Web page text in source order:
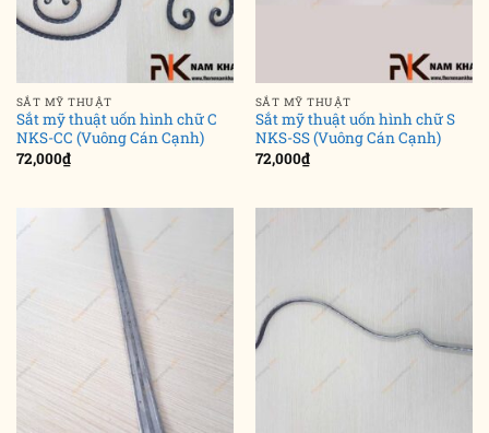
SẮT MỸ THUẬT
Sắt mỹ thuật uốn hình chữ C
NKS-CC (Vuông Cán Cạnh)
72,000₫
SẮT MỸ THUẬT
Sắt mỹ thuật uốn hình chữ S
NKS-SS (Vuông Cán Cạnh)
72,000₫